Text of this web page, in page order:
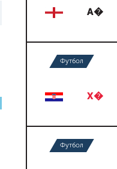
А�
Футбол
Х�
Футбол